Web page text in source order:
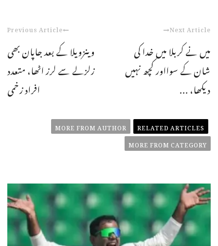
Previous Article
وینزویلا کے بعد جاپان بھی
زلزلے سے لرز اٹھا، متعدد
افراد زخمی
Next Article
میں نے کربلا میں خدا کی
شان کے سوااور کچھ نہیں
دیکھا، ...
RELATED ARTICLES
MORE FROM AUTHOR
MORE FROM CATEGORY